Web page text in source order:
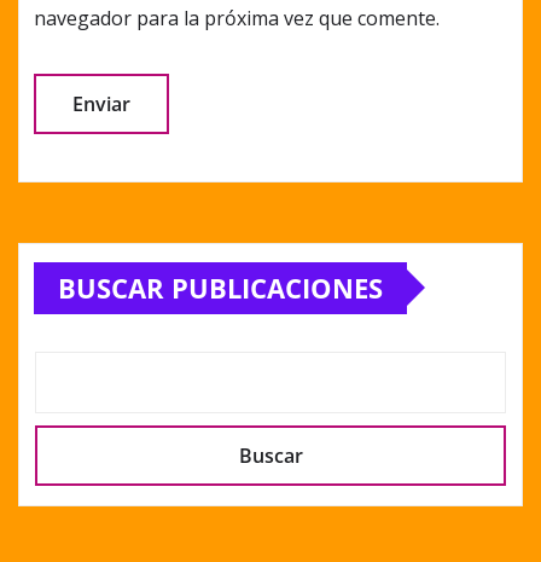
navegador para la próxima vez que comente.
Alternative:
BUSCAR PUBLICACIONES
Buscar